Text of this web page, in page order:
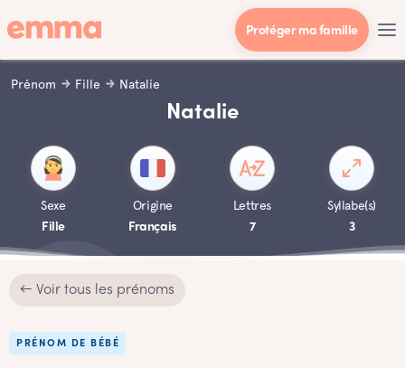
Protéger ma famille
Prénom Fille Natalie
Natalie
Sexe
Fille
Origine
Français
Lettres
7
Syllabe(s)
3
← Voir tous les prénoms
PRÉNOM DE BÉBÉ